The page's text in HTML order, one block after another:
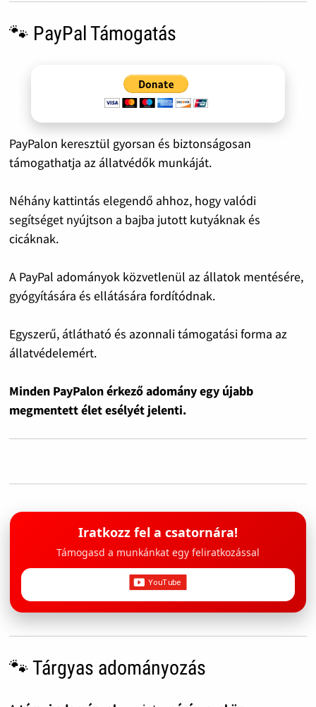
🐾 PayPal Támogatás
PayPalon keresztül gyorsan és biztonságosan
támogathatja az állatvédők munkáját.
Néhány kattintás elegendő ahhoz, hogy valódi
segítséget nyújtson a bajba jutott kutyáknak és
cicáknak.
A PayPal adományok közvetlenül az állatok mentésére,
gyógyítására és ellátására fordítódnak.
Egyszerű, átlátható és azonnali támogatási forma az
állatvédelemért.
Minden PayPalon érkező adomány egy újabb
megmentett élet esélyét jelenti.
Iratkozz fel a csatornára!
Támogasd a munkánkat egy feliratkozással
🐾 Tárgyas adományozás